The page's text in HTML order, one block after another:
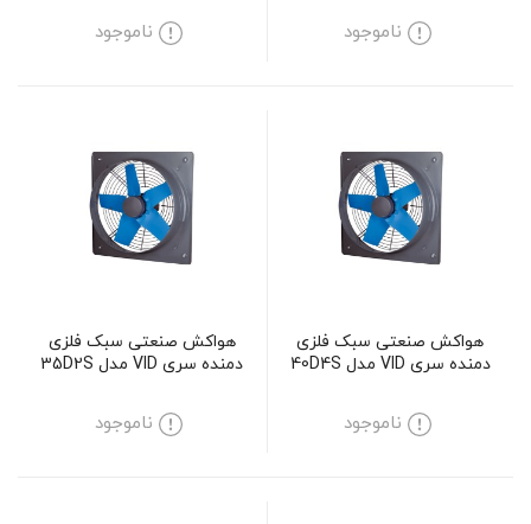
4T-710
ناموجود ناموجود
هواکش صنعتی سبک فلزی
دمنده سری VID مدل 40D4S
ناموجود
هواکش صنعتی سبک فلزی
دمنده سری VID مدل 35D2S
ناموجود